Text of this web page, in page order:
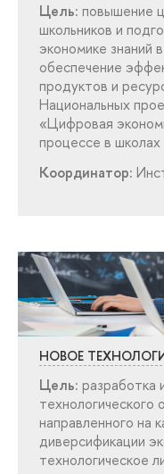
Цель: повышение
школьников и
экономике знаний
обеспечение
продуктов и
Национальных
«Цифровая
процессе в школах
Координатор:
НОВОЕ
Цель: разработка
направленного на
диверсификации
технологическое